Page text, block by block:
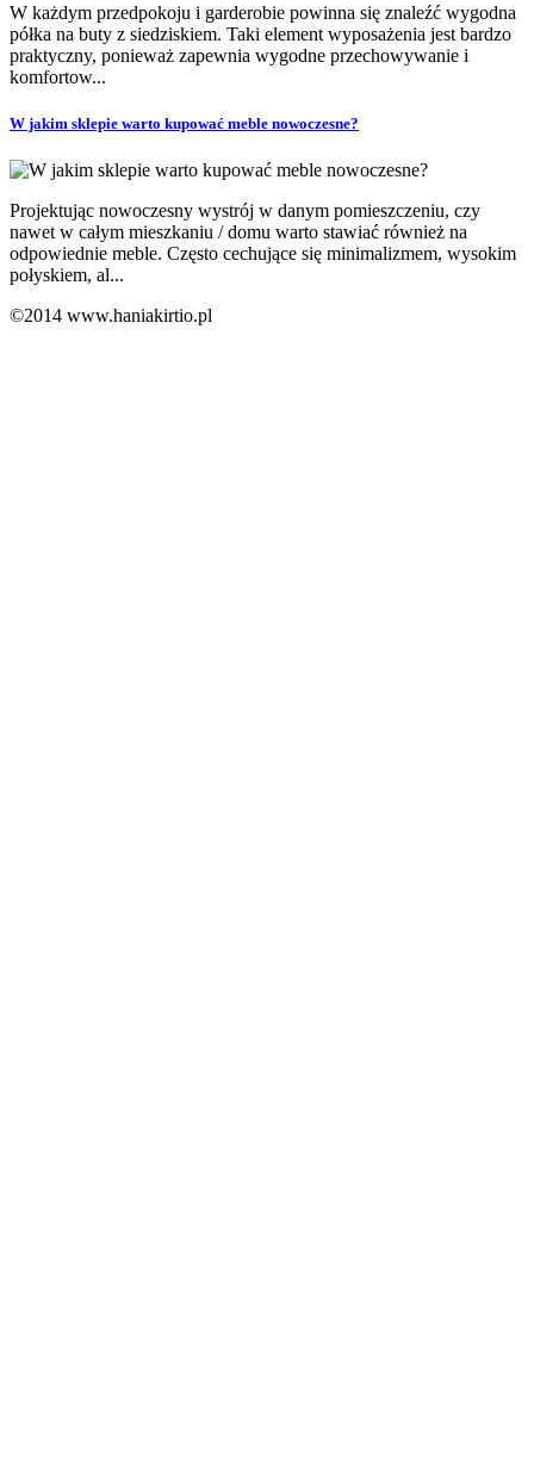
W każdym przedpokoju i garderobie powinna się znaleźć wygodna
półka na buty z siedziskiem. Taki element wyposażenia jest bardzo
praktyczny, ponieważ zapewnia wygodne przechowywanie i
komfortow...
W jakim sklepie warto kupować meble nowoczesne?
Projektując nowoczesny wystrój w danym pomieszczeniu, czy
nawet w całym mieszkaniu / domu warto stawiać również na
odpowiednie meble. Często cechujące się minimalizmem, wysokim
połyskiem, al...
©2014 www.haniakirtio.pl